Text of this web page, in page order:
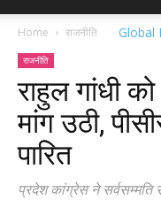
Home राजनीति
राजनीति
राहुल गांधी
मांग उठी,
पारित
प्रदेश कांग्रेस ने सर्वसम्मति